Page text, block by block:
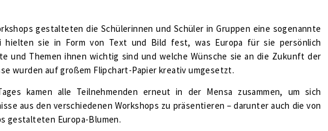
gestalteten die Schülerinnen und Schüler in Gruppen eine sogenannte
hielten sie in Form von Text und Bild fest, was Europa für sie persönlich
und Themen ihnen wichtig sind und welche Wünsche sie an die Zukunft der
wurden auf großem Flipchart-Papier kreativ umgesetzt.
kamen alle Teilnehmenden erneut in der Mensa zusammen, um sich
aus den verschiedenen Workshops zu präsentieren – darunter auch die von
gestalteten Europa-Blumen.